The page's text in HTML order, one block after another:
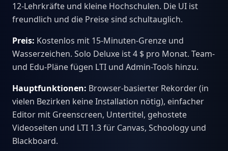
12-Lehrkräfte und kleine Hochschulen. Die UI ist
freundlich und die Preise sind schultauglich.
Preis: Kostenlos mit 15-Minuten-Grenze und
Wasserzeichen. Solo Deluxe ist 4 $ pro Monat. Team-
und Edu-Pläne fügen LTI und Admin-Tools hinzu.
Hauptfunktionen: Browser-basierter Rekorder (in
vielen Bezirken keine Installation nötig), einfacher
Editor mit Greenscreen, Untertitel, gehostete
Videoseiten und LTI 1.3 für Canvas, Schoology und
Blackboard.